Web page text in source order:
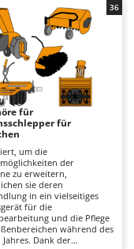
Fräsleistung, mit
Bodenpenetration und
Arbeitsleistung. Sie
sich durch eine
im Ölbad
robuster ist als
sowie durch
mit 2+1 oder 3+3 Gängen,
an die
angepasste
ermöglichen.
verfügen über eine
Schutzgehäuse, die
für Arbeiten zwischen
entwickelt wurde
Pflanzen vor den
schützt. Erhältlich
Benzin- oder
eignen sie sich für
vom Hobby- bis zum
Bereich und für
mittlerer Tiefe,
für
für
um die
der
zu erweitern,
sie deren
in ein vielseitiges
für die
und die Pflege
während des
Jahres. Dank der
36